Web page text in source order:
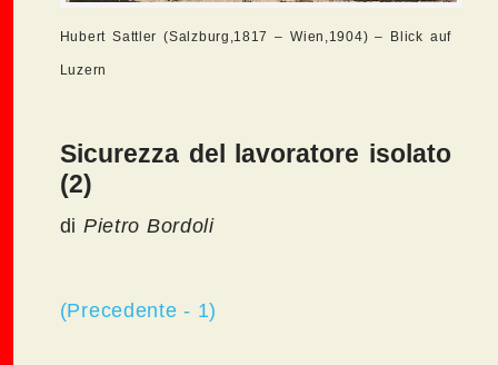
Hubert Sattler (Salzburg,1817 – Wien,1904) – Blick auf
Luzern
Sicurezza del lavoratore isolato
(2)
di Pietro Bordoli
(Precedente - 1)